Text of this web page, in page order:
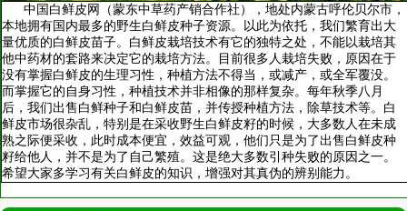
中国白鲜皮网（蒙东中草药产销合作社），地处内蒙古呼伦贝尔市，
本地拥有国内最多的野生白鲜皮种子资源。以此为依托，我们繁育出大
量优质的白鲜皮苗子。白鲜皮栽培技术有它的独特之处，不能以栽培其
他中药材的套路来决定它的栽培方法。目前很多人栽培失败，原因在于
没有掌握白鲜皮的生理习性，种植方法不得当，或减产，或全军覆没。
而掌握它的自身习性，种植技术并非相像的那样复杂。每年秋季八月
后，我们出售白鲜种子和白鲜皮苗，并传授种植方法，除草技术等。白
鲜皮市场很杂乱，特别是在采收野生白鲜皮籽的时候，大多数人在未成
熟之际便采收，此时成本便宜，效益可观，他们只是为了出售白鲜皮种
籽给他人，并不是为了自己繁殖。这是绝大多数引种失败的原因之一。
希望大家多学习有关白鲜皮的知识，增强对其真伪的辨别能力。